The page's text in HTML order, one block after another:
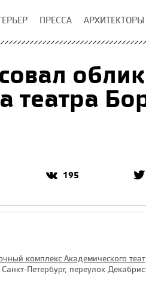
ПРЕССА АРХИТЕКТОРЫ
театра
195
комплекс Академического
Петербург, переулок